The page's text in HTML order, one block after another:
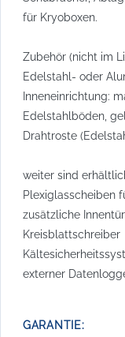
für Kryoboxen.
Zubehör (nicht im
Edelstahl- oder
Inneneinrichtung:
Edelstahlböden,
Drahtroste
weiter sind
Plexiglasscheiben
zusätzliche Innentür
Kreisblattschreiber
externer
GARANTIE: